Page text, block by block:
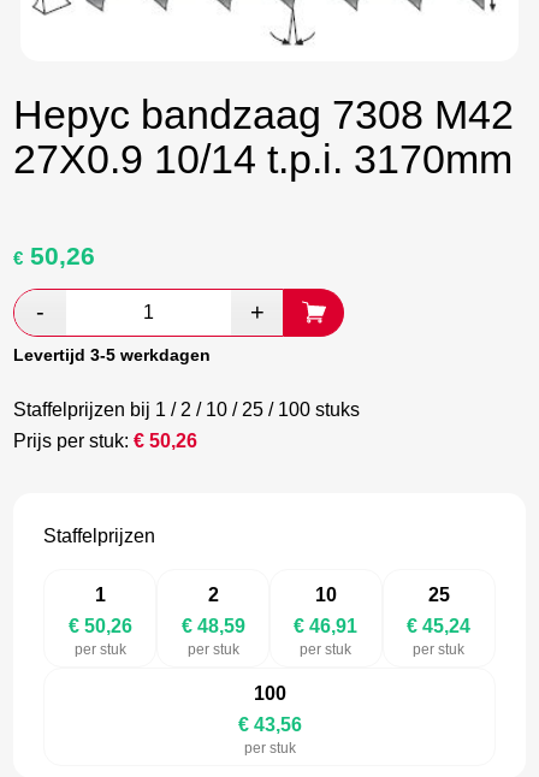
Hepyc bandzaag 7308 M42
27X0.9 10/14 t.p.i. 3170mm
Oorspronkelijke
was:
€ 83,77.
€ 50,26
€ 48,59.
Levertijd 3-5 werkdagen
Staffelprijzen bij 1 / 2 / 10 / 25 / 100 stuks
Prijs per stuk:€50,26
Staffelprijzen
1
€ 50,26
per stuk
2
€ 48,59
per stuk
10
€ 46,91
per stuk
25
€ 45,24
per stuk
100
€ 43,56
per stuk